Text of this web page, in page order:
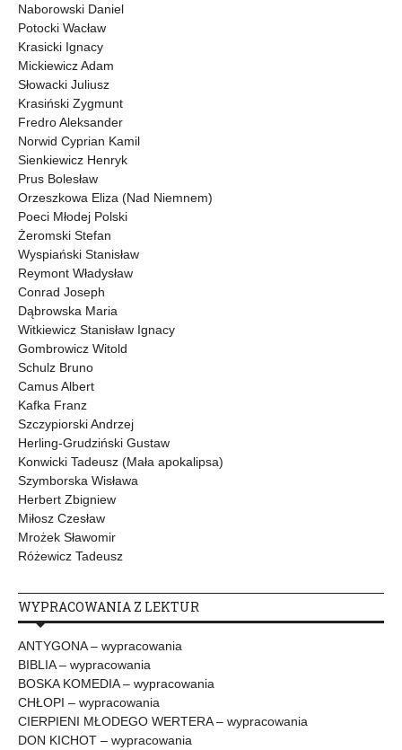
Naborowski Daniel
Potocki Wacław
Krasicki Ignacy
Mickiewicz Adam
Słowacki Juliusz
Krasiński Zygmunt
Fredro Aleksander
Norwid Cyprian Kamil
Sienkiewicz Henryk
Prus Bolesław
Orzeszkowa Eliza (Nad Niemnem)
Poeci Młodej Polski
Żeromski Stefan
Wyspiański Stanisław
Reymont Władysław
Conrad Joseph
Dąbrowska Maria
Witkiewicz Stanisław Ignacy
Gombrowicz Witold
Schulz Bruno
Camus Albert
Kafka Franz
Szczypiorski Andrzej
Herling-Grudziński Gustaw
Konwicki Tadeusz (Mała apokalipsa)
Szymborska Wisława
Herbert Zbigniew
Miłosz Czesław
Mrożek Sławomir
Różewicz Tadeusz
WYPRACOWANIA Z LEKTUR
ANTYGONA – wypracowania
BIBLIA – wypracowania
BOSKA KOMEDIA – wypracowania
CHŁOPI – wypracowania
CIERPIENI MŁODEGO WERTERA – wypracowania
DON KICHOT – wypracowania